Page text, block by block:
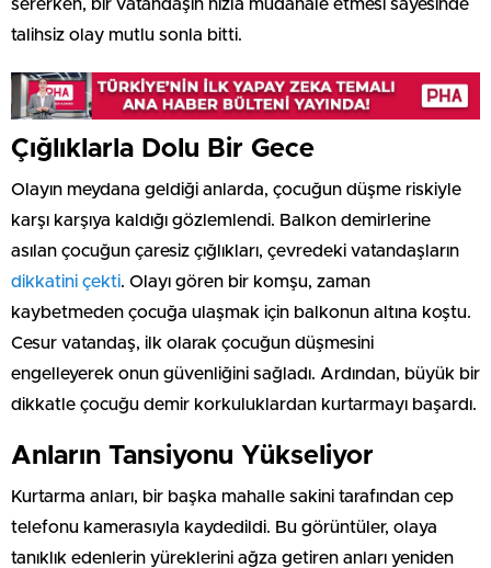
sererken, bir vatandaşın hızla müdahale etmesi sayesinde
talihsiz olay mutlu sonla bitti.
Çığlıklarla Dolu Bir Gece
Olayın meydana geldiği anlarda, çocuğun düşme riskiyle
karşı karşıya kaldığı gözlemlendi. Balkon demirlerine
asılan çocuğun çaresiz çığlıkları, çevredeki vatandaşların
dikkatini çekti. Olayı gören bir komşu, zaman
kaybetmeden çocuğa ulaşmak için balkonun altına koştu.
Cesur vatandaş, ilk olarak çocuğun düşmesini
engelleyerek onun güvenliğini sağladı. Ardından, büyük bir
dikkatle çocuğu demir korkuluklardan kurtarmayı başardı.
Anların Tansiyonu Yükseliyor
Kurtarma anları, bir başka mahalle sakini tarafından cep
telefonu kamerasıyla kaydedildi. Bu görüntüler, olaya
tanıklık edenlerin yüreklerini ağza getiren anları yeniden